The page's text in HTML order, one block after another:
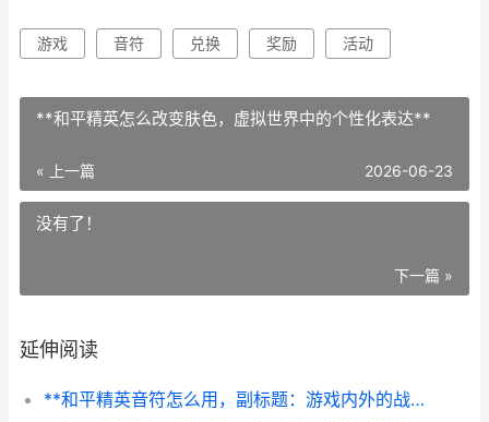
游戏 音符 兑换 奖励 活动
**和平精英怎么改变肤色，虚拟世界中的个性化表达**
« 上一篇 2026-06-23
没有了！
下一篇 »
延伸阅读
**和平精英音符怎么用，副标题：游戏内外的战术资源全解析**